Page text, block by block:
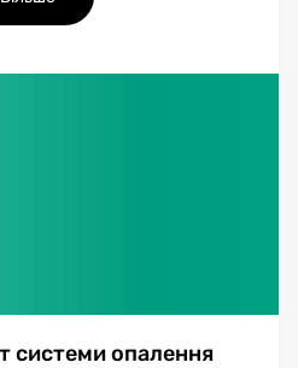
системи опалення